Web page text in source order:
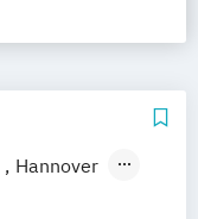
Hannover